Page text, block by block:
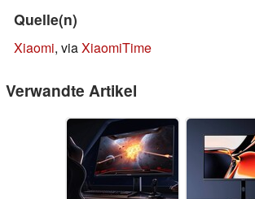
Quelle(n)
Xiaomi, viaXiaomiTime
Verwandte Artikel